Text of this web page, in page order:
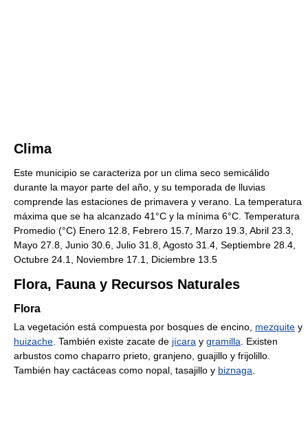
Clima
Este municipio se caracteriza por un clima seco semicálido
durante la mayor parte del año, y su temporada de lluvias
comprende las estaciones de primavera y verano. La temperatura
máxima que se ha alcanzado 41°C y la mínima 6°C. Temperatura
Promedio (°C) Enero 12.8, Febrero 15.7, Marzo 19.3, Abril 23.3,
Mayo 27.8, Junio 30.6, Julio 31.8, Agosto 31.4, Septiembre 28.4,
Octubre 24.1, Noviembre 17.1, Diciembre 13.5
Flora, Fauna y Recursos Naturales
Flora
La vegetación está compuesta por bosques de encino, mezquite y
huizache . También existe zacate de jícara y gramilla . Existen
arbustos como chaparro prieto, granjeno, guajillo y frijolillo.
También hay cactáceas como nopal, tasajillo y biznaga